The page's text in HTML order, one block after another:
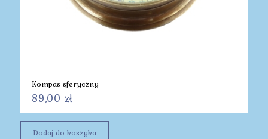
Kompas sferyczny
89,00 zł
Dodaj do koszyka